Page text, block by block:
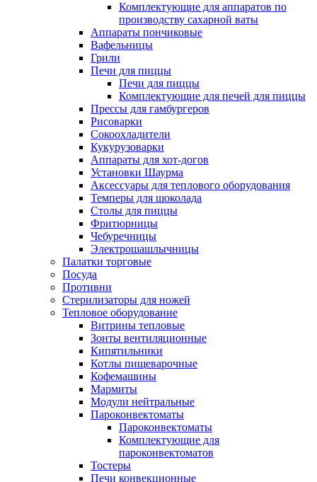
Комплектующие для аппаратов по
производству сахарной ваты
Аппараты пончиковые
Вафельницы
Грили
Печи для пиццы
Печи для пиццы
Комплектующие для печей для пиццы
Прессы для гамбургеров
Рисоварки
Сокоохладители
Кукурузоварки
Аппараты для хот-догов
Установки Шаурма
Аксессуары для теплового оборудования
Темперы для шоколада
Столы для пиццы
Фритюрницы
Чебуречницы
Электрошашлычницы
Палатки торговые
Посуда
Противни
Стерилизаторы для ножей
Тепловое оборудование
Витрины тепловые
Зонты вентиляционные
Кипятильники
Котлы пищеварочные
Кофемашины
Мармиты
Модули нейтральные
Пароконвектоматы
Пароконвектоматы
Комплектующие для
пароконвектоматов
Тостеры
Печи конвекционные